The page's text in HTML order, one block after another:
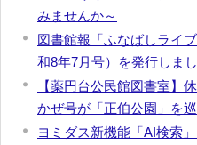
みませんか～
図書館報「ふなばしライ
和8年7月号）を発行しま
【薬円台公民館図書室】
かぜ号が「正伯公園」を
ヨミダス新機能「AI検索